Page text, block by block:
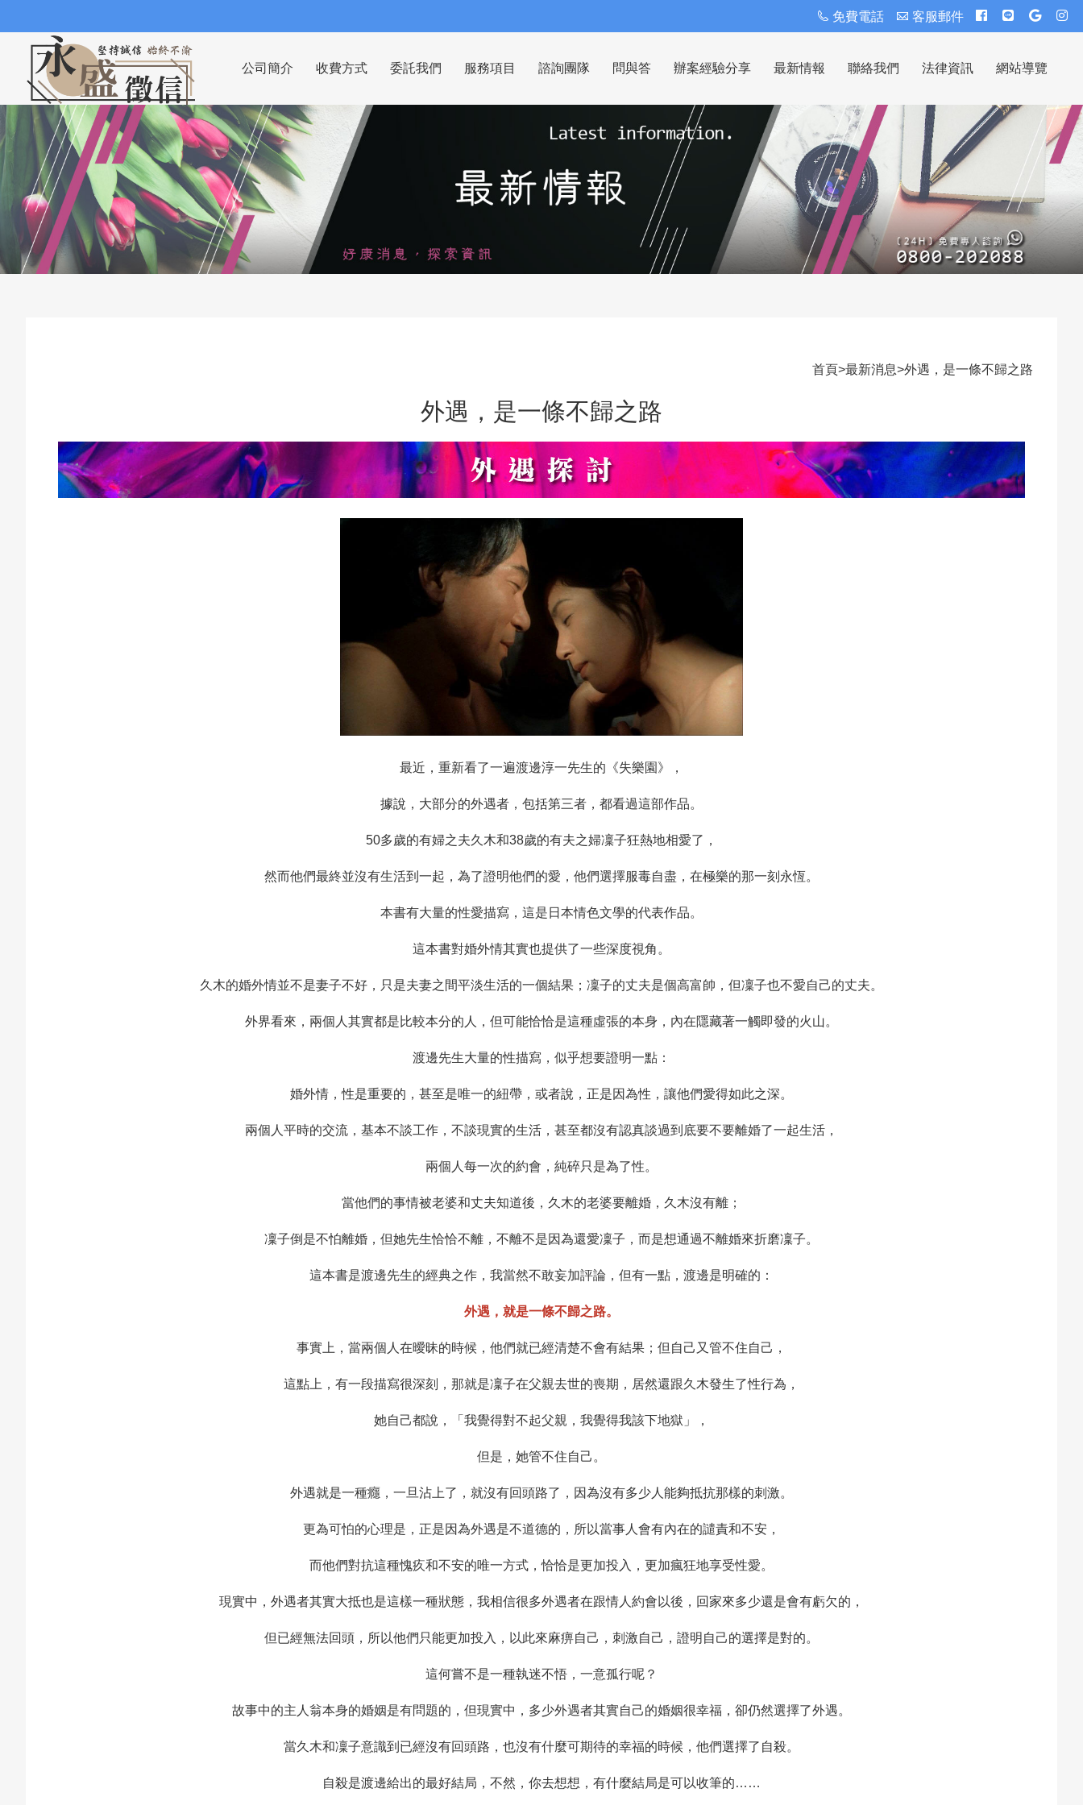
免費電話 客服郵件
公司簡介 收費方式 委託我們 服務項目 諮詢團隊 問與答 辦案經驗分享 最新情報 聯絡我們 法律資訊 網站導覽
首頁>最新消息>外遇，是一條不歸之路
外遇，是一條不歸之路
最近，重新看了一遍渡邊淳一先生的《失樂園》，
據說，大部分的外遇者，包括第三者，都看過這部作品。
50多歲的有婦之夫久木和38歲的有夫之婦凜子狂熱地相愛了，
然而他們最終並沒有生活到一起，為了證明他們的愛，他們選擇服毒自盡，在極樂的那一刻永恆。
本書有大量的性愛描寫，這是日本情色文學的代表作品。
這本書對婚外情其實也提供了一些深度視角。
久木的婚外情並不是妻子不好，只是夫妻之間平淡生活的一個結果；凜子的丈夫是個高富帥，但凜子也不愛自己的丈夫。
外界看來，兩個人其實都是比較本分的人，但可能恰恰是這種虛張的本身，內在隱藏著一觸即發的火山。
渡邊先生大量的性描寫，似乎想要證明一點：
婚外情，性是重要的，甚至是唯一的紐帶，或者說，正是因為性，讓他們愛得如此之深。
兩個人平時的交流，基本不談工作，不談現實的生活，甚至都沒有認真談過到底要不要離婚了一起生活，
兩個人每一次的約會，純碎只是為了性。
當他們的事情被老婆和丈夫知道後，久木的老婆要離婚，久木沒有離；
凜子倒是不怕離婚，但她先生恰恰不離，不離不是因為還愛凜子，而是想通過不離婚來折磨凜子。
這本書是渡邊先生的經典之作，我當然不敢妄加評論，但有一點，渡邊是明確的：
外遇，就是一條不歸之路。
事實上，當兩個人在曖昧的時候，他們就已經清楚不會有結果；但自己又管不住自己，
這點上，有一段描寫很深刻，那就是凜子在父親去世的喪期，居然還跟久木發生了性行為，
她自己都說，「我覺得對不起父親，我覺得我該下地獄」，
但是，她管不住自己。
外遇就是一種癮，一旦沾上了，就沒有回頭路了，因為沒有多少人能夠抵抗那樣的刺激。
更為可怕的心理是，正是因為外遇是不道德的，所以當事人會有內在的譴責和不安，
而他們對抗這種愧疚和不安的唯一方式，恰恰是更加投入，更加瘋狂地享受性愛。
現實中，外遇者其實大抵也是這樣一種狀態，我相信很多外遇者在跟情人約會以後，回家來多少還是會有虧欠的，
但已經無法回頭，所以他們只能更加投入，以此來麻痹自己，刺激自己，證明自己的選擇是對的。
這何嘗不是一種執迷不悟，一意孤行呢？
故事中的主人翁本身的婚姻是有問題的，但現實中，多少外遇者其實自己的婚姻很幸福，卻仍然選擇了外遇。
當久木和凜子意識到已經沒有回頭路，也沒有什麼可期待的幸福的時候，他們選擇了自殺。
自殺是渡邊給出的最好結局，不然，你去想想，有什麼結局是可以收筆的……